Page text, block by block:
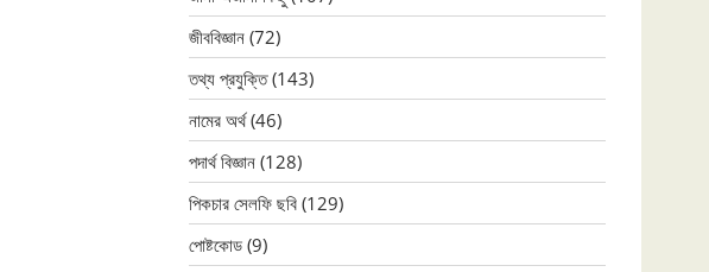
জীববিজ্ঞান (72)
তথ্য প্রযুক্তি(143)
নামের অর্থ(46)
পদার্থ বিজ্ঞান (128)
পিকচার সেলফি ছবি (129)
পোষ্টকোড (9)